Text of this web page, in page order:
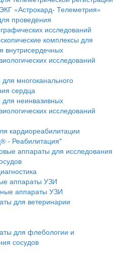
«Астрокард- Телеметрия»
проведения
исследований
комплексы для
внутрисердечных
исследований
многоканального
сердца
неинвазивных
исследований
кардиореабилитации
- Реабилитация"
аппараты для исследования
аппараты УЗИ
аппараты УЗИ
для ветеринарии
для флебологии и
сосудов